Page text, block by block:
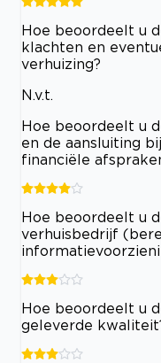
Hoe beoordeelt u
klachten en
verhuizing?
N.v.t.
Hoe beoordeelt u
en de aansluiting
financiële
Hoe beoordeelt u
verhuisbedrijf
Hoe beoordeelt u
geleverde